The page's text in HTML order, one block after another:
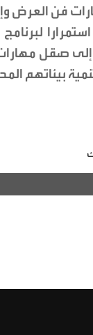
فن العرض
صقل مهارات
بيئاتهم